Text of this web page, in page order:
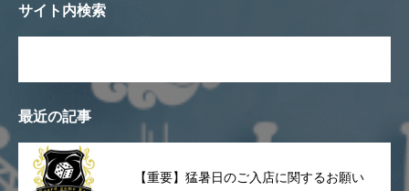
サイト内検索
最近の記事
【重要】猛暑日のご入店に関するお願い